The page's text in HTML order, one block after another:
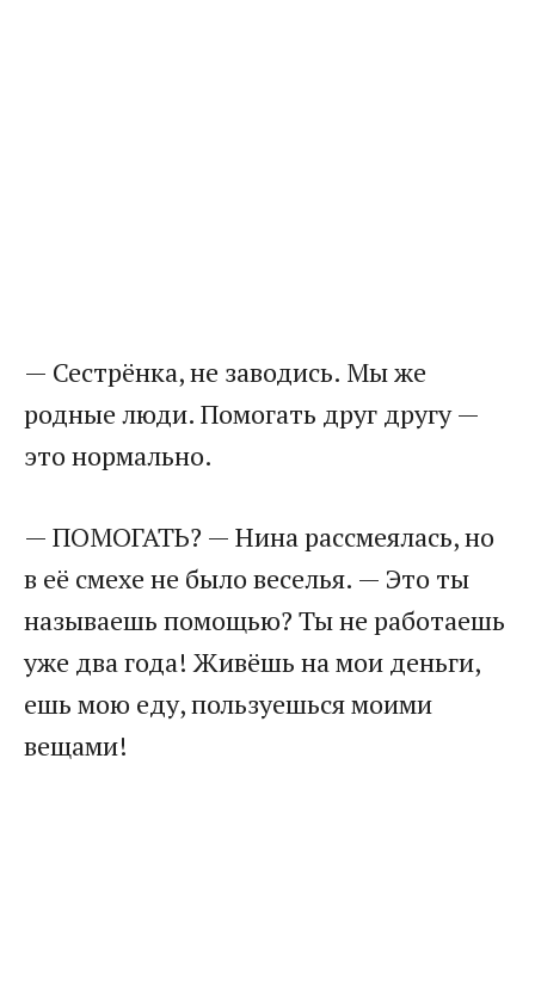
— Сестрёнка, не заводись. Мы же
родные люди. Помогать друг другу —
это нормально.
— ПОМОГАТЬ? — Нина рассмеялась, но
в её смехе не было веселья. — Это ты
называешь помощью? Ты не работаешь
уже два года! Живёшь на мои деньги,
ешь мою еду, пользуешься моими
вещами!